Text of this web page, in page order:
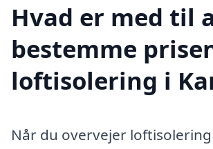
Hvad er med til
bestemme
loftisolering i
Når du overvejer